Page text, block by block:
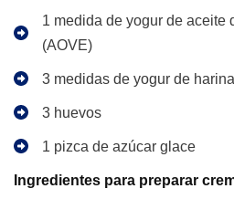
1 medida de yogur de aceite
(AOVE)
3 medidas de yogur de harina
3 huevos
1 pizca de azúcar glace
Ingredientes para preparar